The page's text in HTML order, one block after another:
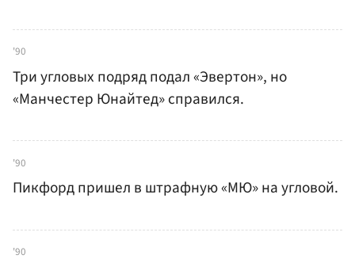
'90
Три угловых подряд подал «Эвертон», но
«Манчестер Юнайтед» справился.
'90
Пикфорд пришел в штрафную «МЮ» на угловой.
'90